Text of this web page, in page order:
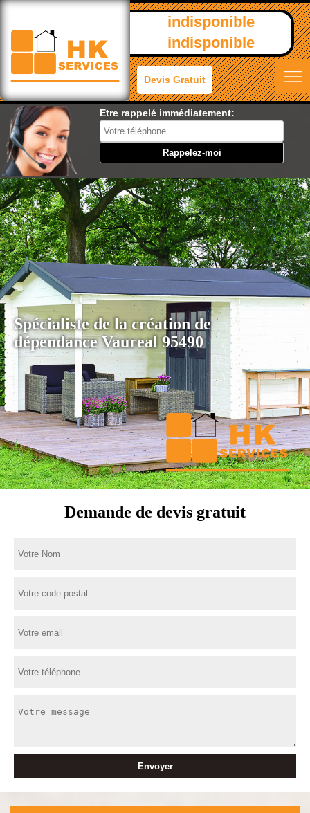
indisponible
indisponible
Devis Gratuit
Etre rappelé immédiatement:
Spécialiste de la création de
dépendance Vaureal 95490
Demande de devis gratuit